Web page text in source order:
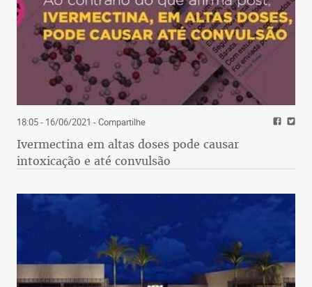
18:05 - 16/06/2021 - Compartilhe
Ivermectina em altas doses pode causar
intoxicação e até convulsão